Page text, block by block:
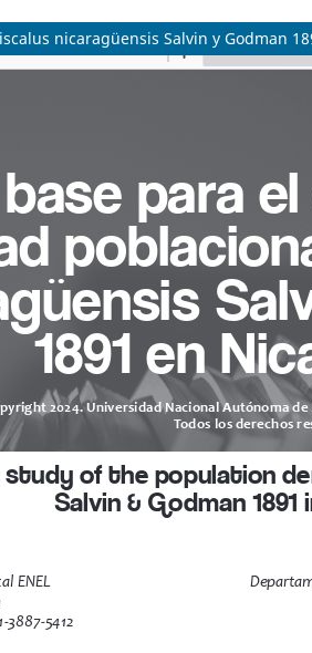
nicaragüensis Salvin y Godman